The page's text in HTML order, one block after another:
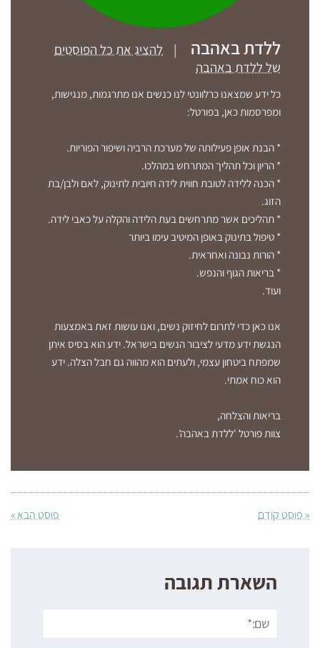
ללדת באהבה |
להציג את כל הפוסטים
של ללדת באהבה
כל ידע שמצאנו כרלוונטי לנו כנשים אנו מתרגמות, מנגישות,
ומפרסמות כאן, בפורטל:
* הבנת אופן פעילותה של מערכת הרביה ושיפור הפוריות.
* הריון וכל תהליך המתרחש במהלכו.
* הכנה ללידה לטובת חווית לידה חיובית לתינוק, לאם ולבן/בת
הזוג.
* תהליכים אשר מתרחשים בעת הלידה והקלה על כאבי לידה.
* טיפול בתינוק באופן המיטיב עימו ביותר
* הורות נבונה ואחראית.
* בריאות הגוף והנפש.
ועוד.
אנו כאן כדי לתרום לחיזוק נשים, ואנו עושות זאת באמצעות
הנגשת ידע מדעי לציבור הנשים בישראל. ידע הוא בסיס איתן
שמפתח ביטחון עצמי, ולעתים הוא מהווה גם חבל הצלה. ידע
הוא כוח אמתי.
בריאות והצלחה,
צוות פורטל 'ללדת באהבה'.
« פוסט קודם פוסט הבא »
השארת תגובה